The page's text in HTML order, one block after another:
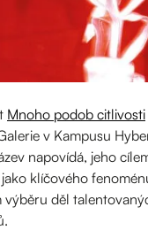
Mnoho podob citlivosti
v Kampusu
napovídá, jeho
klíčového
výběru děl